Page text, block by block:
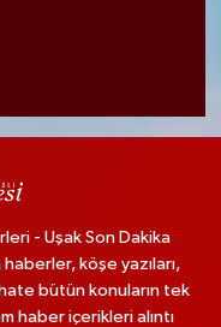
- Uşak Son Dakika
köşe yazıları,
bütün konuların tek
haber içerikleri alıntı